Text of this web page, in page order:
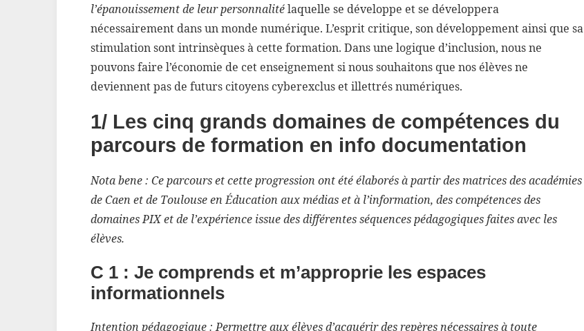
l’épanouissement de leur personnalitélaquelle se développe et se développera
nécessairement dans un monde numérique. L’esprit critique, son développement ainsi que sa
stimulation sont intrinsèques à cette formation. Dans une logique d’inclusion, nous ne
pouvons faire l’économie de cet enseignement si nous souhaitons que nos élèves ne
deviennent pas de futurs citoyens cyberexclus et illettrés numériques.
1/ Les cinq grands domaines de compétences du
parcours de formation en info documentation
Nota bene : Ce parcours et cette progression ont été élaborés à partir des matrices des académies
de Caen et de Toulouse en Éducation aux médias et à l’information, des compétences des
domaines PIX et de l’expérience issue des différentes séquences pédagogiques faites avec les
élèves.
C 1 : Je comprends et m’approprie les espaces
informationnels
Intention pédagogique :Permettre aux élèves d’acquérir des repères nécessaires à toute